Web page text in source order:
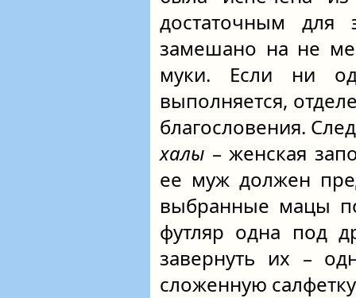
достаточным
замешано на не
муки. Если ни
выполняется,
благословения.
халы – женская
ее муж должен
выбранные мацы
футляр одна под
завернуть их –
сложенную